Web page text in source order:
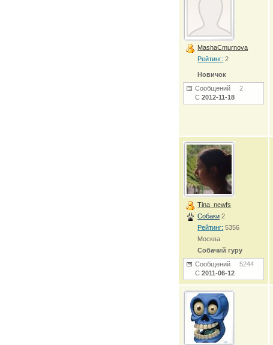
MashaCmurnova
Рейтинг: 2
Новичок
Сообщений2
С2012-11-18
Tina_newfs
Собаки 2
Рейтинг: 5356
Москва
Собачий гуру
Сообщений5244
С2011-06-12